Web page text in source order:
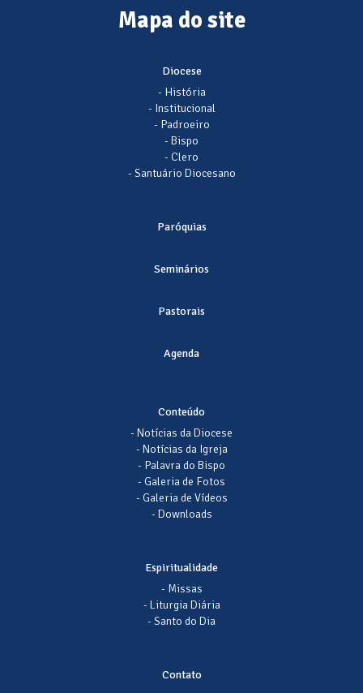
Mapa do site
Diocese
- História
- Institucional
- Padroeiro
- Bispo
- Clero
- Santuário Diocesano
Paróquias
Seminários
Pastorais
Agenda
Conteúdo
- Notícias da Diocese
- Notícias da Igreja
- Palavra do Bispo
- Galeria de Fotos
- Galeria de Vídeos
- Downloads
Espiritualidade
- Missas
- Liturgia Diária
- Santo do Dia
Contato